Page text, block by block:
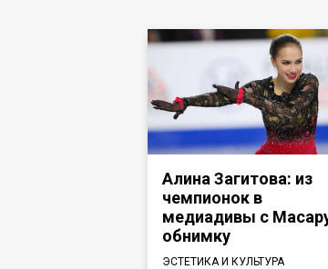
Алина Загитова: из
чемпионок в
медиадивы с
обнимку
ЭСТЕТИКА И КУЛЬТУРА